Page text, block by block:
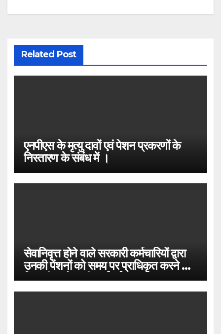
Related Post
एनपीएस के मृत्यु दावों एवं पेशन प्रकरणों के
निस्तारण के संबंध में ।
सेवानिवृत्त होने वाले सरकारी कर्मचारियों द्वारा
उनकी पेंशनों को समय पर प्राधिकृत करने के
लिए की जाने वाली कार्रवाई